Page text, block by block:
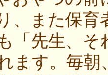
、また保
「先生、
ます。毎